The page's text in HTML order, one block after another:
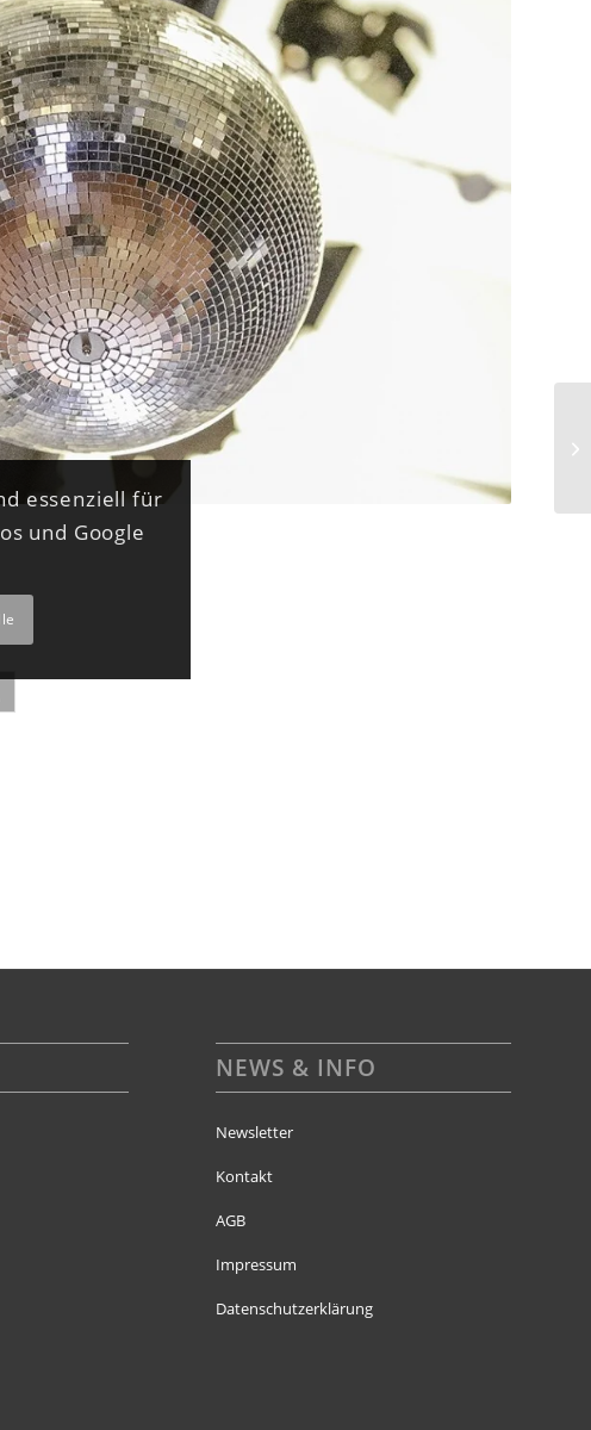
NEWS & INFO
Newsletter
Kontakt
AGB
Impressum
Datenschutzerklärung
essenziell für
und Google